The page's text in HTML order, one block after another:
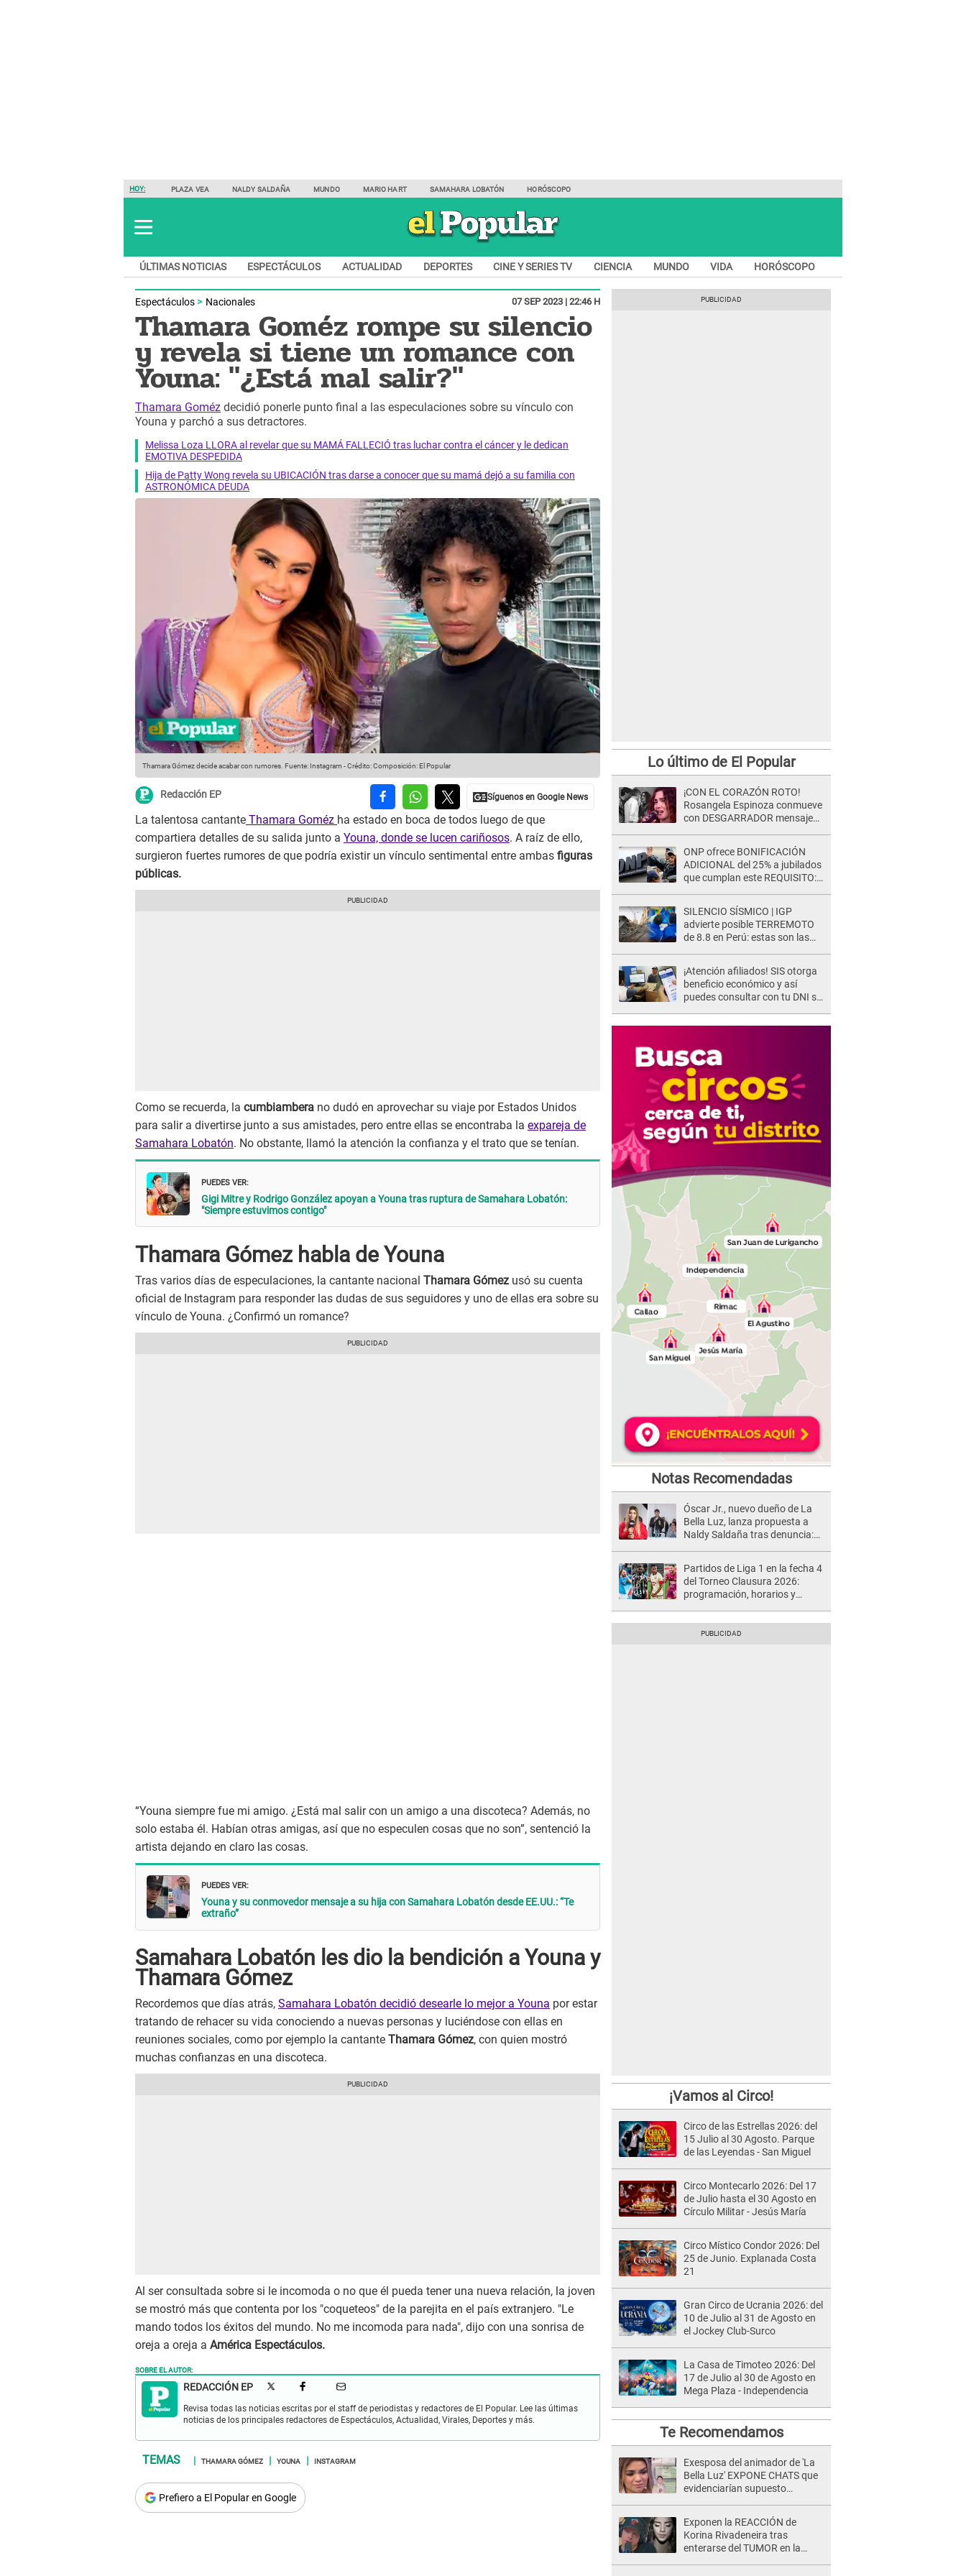
HOY: PLAZA VEA NALDY SALDAÑA MUNDO MARIO HART SAMAHARA LOBATÓN HORÓSCOPO
ÚLTIMAS NOTICIAS ESPECTÁCULOS ACTUALIDAD DEPORTES CINE Y SERIES TV CIENCIA MUNDO VIDA HORÓSCOPO
Espectáculos Nacionales 07 SEP 2023 | 22:46 H
Thamara Goméz rompe su silencio
y revela si tiene un romance con
Youna: "¿Está mal salir?"
Thamara Goméz decidió ponerle punto final a las especulaciones sobre su vínculo con
Youna y parchó a sus detractores.
Melissa Loza LLORA al revelar que su MAMÁ FALLECIÓ tras luchar contra el cáncer y le dedican
EMOTIVA DESPEDIDA
Hija de Patty Wong revela su UBICACIÓN tras darse a conocer que su mamá dejó a su familia con
ASTRONÓMICA DEUDA
Thamara Gómez decide acabar con rumores. Fuente: Instagram -Crédito: Composición: El Popular
Redacción EP
La talentosa cantante Thamara Goméz ha estado en boca de todos luego de que
compartiera detalles de su salida junto a Youna, donde se lucen cariñosos. A raíz de ello,
surgieron fuertes rumores de que podría existir un vínculo sentimental entre ambas figuras
públicas.
Como se recuerda, la cumbiambera no dudó en aprovechar su viaje por Estados Unidos
para salir a divertirse junto a sus amistades, pero entre ellas se encontraba la expareja de
Samahara Lobatón. No obstante, llamó la atención la confianza y el trato que se tenían.
PUEDES VER:
Gigi Mitre y Rodrigo González apoyan a Youna tras ruptura de Samahara Lobatón:
"Siempre estuvimos contigo"
Thamara Gómez habla de Youna
Tras varios días de especulaciones, la cantante nacional Thamara Gómez usó su cuenta
oficial de Instagram para responder las dudas de sus seguidores y uno de ellas era sobre su
vínculo de Youna. ¿Confirmó un romance?
“Youna siempre fue mi amigo. ¿Está mal salir con un amigo a una discoteca? Además, no
solo estaba él. Habían otras amigas, así que no especulen cosas que no son”, sentenció la
artista dejando en claro las cosas.
PUEDES VER:
Youna y su conmovedor mensaje a su hija con Samahara Lobatón desde EE.UU.: “Te
extraño”
Samahara Lobatón les dio la bendición a Youna y
Thamara Gómez
Recordemos que días atrás, Samahara Lobatón decidió desearle lo mejor a Youna por estar
tratando de rehacer su vida conociendo a nuevas personas y luciéndose con ellas en
reuniones sociales, como por ejemplo la cantante Thamara Gómez, con quien mostró
muchas confianzas en una discoteca.
Al ser consultada sobre si le incomoda o no que él pueda tener una nueva relación, la joven
se mostró más que contenta por los "coqueteos" de la parejita en el país extranjero. "Le
mando todos los éxitos del mundo. No me incomoda para nada", dijo con una sonrisa de
oreja a oreja a América Espectáculos.
SOBRE EL AUTOR:
REDACCIÓN EP
Revisa todas las noticias escritas por el staff de periodistas y redactores de El Popular. Lee las últimas
noticias de los principales redactores de Espectáculos, Actualidad, Virales, Deportes y más.
THAMARA GÓMEZ YOUNA INSTAGRAM
Prefiero a El Popular en Google
Lo último de El Popular
¡CON EL CORAZÓN ROTO!
Rosangela Espinoza conmueve
con DESGARRADOR mensaje
ONP ofrece BONIFICACIÓN
ADICIONAL del 25% a jubilados
que cumplan este REQUISITO:
SILENCIO SÍSMICO | IGP
advierte posible TERREMOTO
de 8.8 en Perú: estas son las
¡Atención afiliados! SIS otorga
beneficio económico y así
puedes consultar con tu DNI si
Notas Recomendadas
Óscar Jr., nuevo dueño de La
Bella Luz, lanza propuesta a
Naldy Saldaña tras denuncia:
Partidos de Liga 1 en la fecha 4
del Torneo Clausura 2026:
programación, horarios y
¡Vamos al Circo!
Circo de las Estrellas 2026: del
15 Julio al 30 Agosto. Parque
de las Leyendas - San Miguel
Circo Montecarlo 2026: Del 17
de Julio hasta el 30 Agosto en
Círculo Militar - Jesús María
Circo Místico Condor 2026: Del
25 de Junio. Explanada Costa
21
Gran Circo de Ucrania 2026: del
10 de Julio al 31 de Agosto en
el Jockey Club-Surco
La Casa de Timoteo 2026: Del
17 de Julio al 30 de Agosto en
Mega Plaza - Independencia
Te Recomendamos
Exesposa del animador de 'La
Bella Luz' EXPONE CHATS que
evidenciarían supuesto
Saldaña, pese a tener pareja
Exponen la REACCIÓN de
Korina Rivadeneira tras
enterarse del TUMOR en la